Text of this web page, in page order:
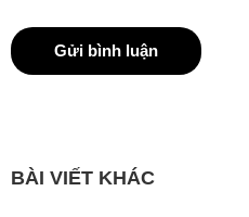
Gửi bình luận
BÀI VIẾT KHÁC